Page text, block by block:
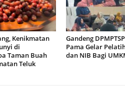
Kenikmatan
di
Taman Buah
Teluk
Gandeng
Pama Gelar
dan NIB Bagi